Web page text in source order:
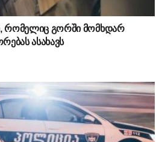
რომელიც გორში მომხდარ
ასახავს